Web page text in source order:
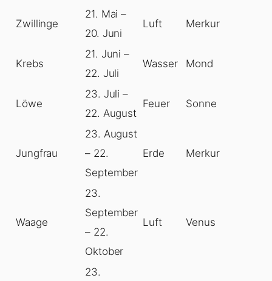
Zwillinge
21. Mai –
20. Juni
Luft Merkur
Krebs
21. Juni –
22. Juli
Wasser Mond
Löwe
23. Juli –
22. August
Feuer Sonne
Jungfrau
23. August
– 22.
September
Erde Merkur
Waage
23.
September
– 22.
Oktober
Luft Venus
23.